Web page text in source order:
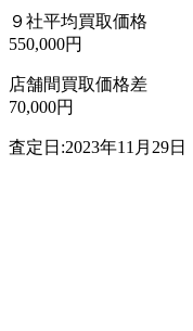
９社平均買取価格
550,000円
店舗間買取価格差
70,000円
査定日:2023年11月29日